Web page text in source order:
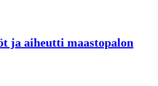
ja aiheutti maastopalon